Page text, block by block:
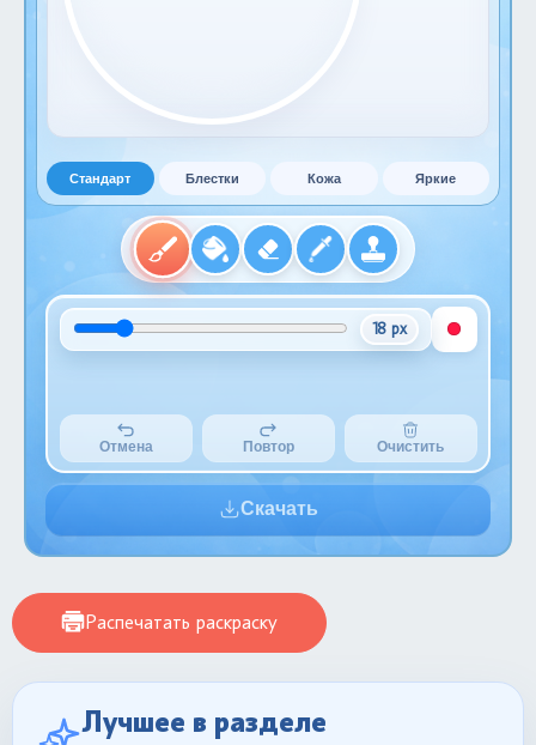
Стандарт Блестки Кожа Яркие
18 px
Отмена Повтор Очистить
Скачать
Распечатать раскраску
Лучшее в разделе